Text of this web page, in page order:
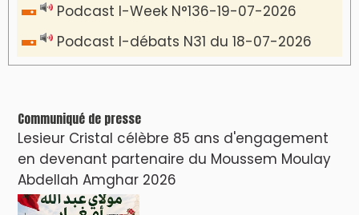
Podcast I-Week N°136-19-07-2026
Podcast I-débats N31 du 18-07-2026
Communiqué de presse
Lesieur Cristal célèbre 85 ans d'engagement
en devenant partenaire du Moussem Moulay
Abdellah Amghar 2026